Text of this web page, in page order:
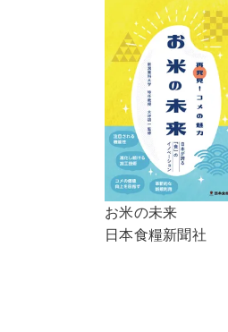
お米の未来
日本食糧新聞社